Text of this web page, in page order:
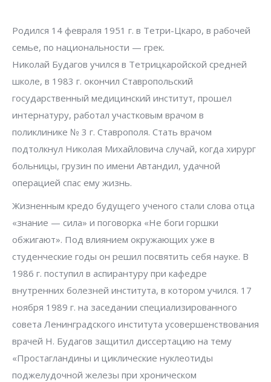
Родился 14 февраля 1951 г. в Тетри-Цкаро, в рабочей
семье, по национальности — грек.
Николай Будагов учился в Тетрицкаройской средней
школе, в 1983 г. окончил Ставропольский
государственный медицинский институт, прошел
интернатуру, работал участковым врачом в
поликлинике № 3 г. Ставрополя. Стать врачом
подтолкнул Николая Михайловича случай, когда хирург
больницы, грузин по имени Автандил, удачной
операцией спас ему жизнь.
Жизненным кредо будущего ученого стали слова отца
«знание — сила» и поговорка «Не боги горшки
обжигают». Под влиянием окружающих уже в
студенческие годы он решил посвятить себя науке. В
1986 г. поступил в аспирантуру при кафедре
внутренних болезней института, в котором учился. 17
ноября 1989 г. на заседании специализированного
совета Ленинградского института усовершенствования
врачей Н. Будагов защитил диссертацию на тему
«Простагландины и циклические нуклеотиды
поджелудочной железы при хроническом